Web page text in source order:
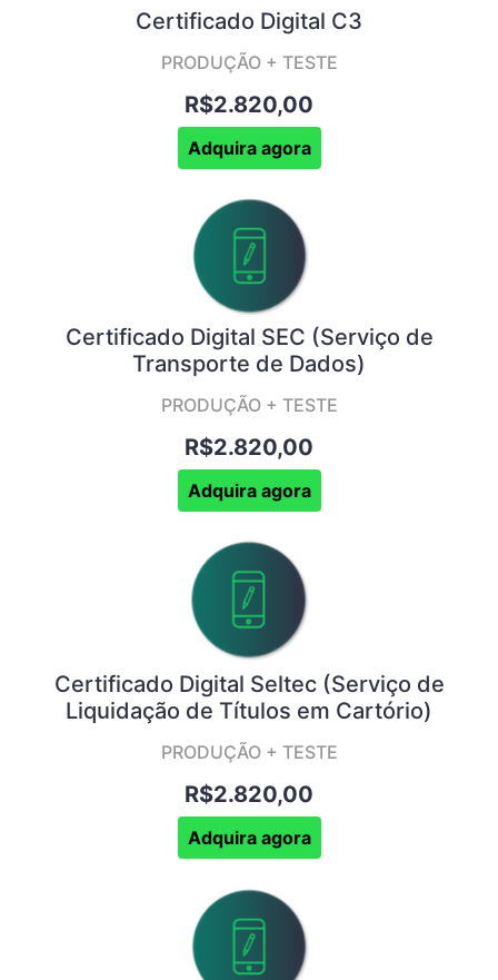
Certificado Digital C3
PRODUÇÃO + TESTE
R$2.820,00
Adquira agora
Certificado Digital SEC (Serviço de
Transporte de Dados)
PRODUÇÃO + TESTE
R$2.820,00
Adquira agora
Certificado Digital Seltec (Serviço de
Liquidação de Títulos em Cartório)
PRODUÇÃO + TESTE
R$2.820,00
Adquira agora